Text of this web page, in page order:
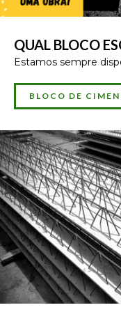
QUAL BLOCO
Estamos sempre
BLOCO DE